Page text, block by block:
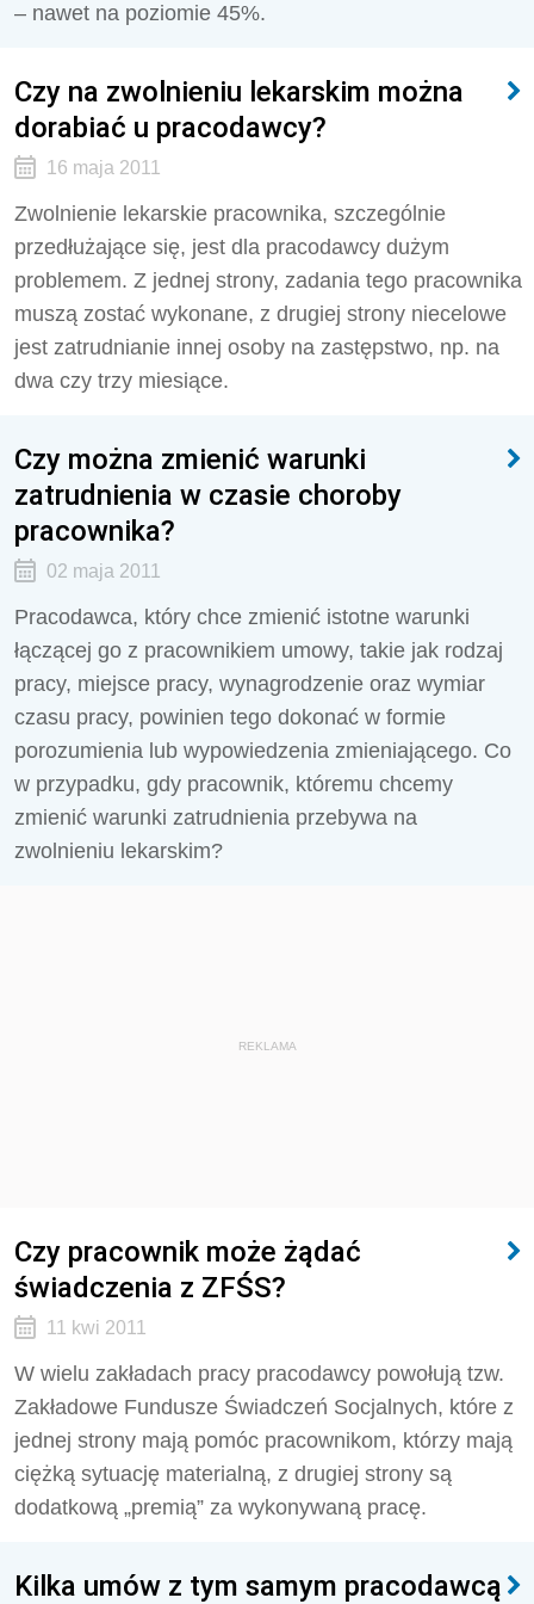
– nawet na poziomie 45%.
Czy na zwolnieniu lekarskim można
dorabiać u pracodawcy?
16 maja 2011
Zwolnienie lekarskie pracownika, szczególnie
przedłużające się, jest dla pracodawcy dużym
problemem. Z jednej strony, zadania tego pracownika
muszą zostać wykonane, z drugiej strony niecelowe
jest zatrudnianie innej osoby na zastępstwo, np. na
dwa czy trzy miesiące.
Czy można zmienić warunki
zatrudnienia w czasie choroby
pracownika?
02 maja 2011
Pracodawca, który chce zmienić istotne warunki
łączącej go z pracownikiem umowy, takie jak rodzaj
pracy, miejsce pracy, wynagrodzenie oraz wymiar
czasu pracy, powinien tego dokonać w formie
porozumienia lub wypowiedzenia zmieniającego. Co
w przypadku, gdy pracownik, któremu chcemy
zmienić warunki zatrudnienia przebywa na
zwolnieniu lekarskim?
REKLAMA
Czy pracownik może żądać
świadczenia z ZFŚS?
11 kwi 2011
W wielu zakładach pracy pracodawcy powołują tzw.
Zakładowe Fundusze Świadczeń Socjalnych, które z
jednej strony mają pomóc pracownikom, którzy mają
ciężką sytuację materialną, z drugiej strony są
dodatkową „premią” za wykonywaną pracę.
Kilka umów z tym samym pracodawcą